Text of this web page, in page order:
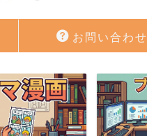
お問い合わせ